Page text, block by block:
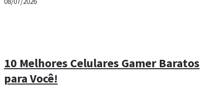
10 Melhores Celulares Gamer Baratos
para Você!